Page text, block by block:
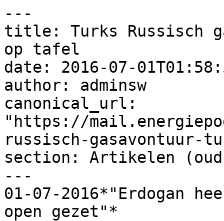
---
title: Turks Russisch
op tafel
date: 2016-07-
author: adminsw
canonical_url:
"https://
russisch-gasavontuur-
section: Artikelen
---
01-07-2016*"Erdogan
open gezet"*